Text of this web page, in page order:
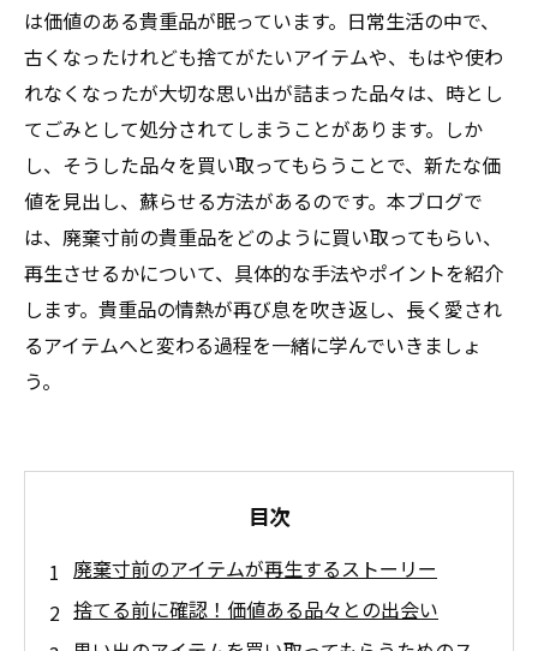
は価値のある貴重品が眠っています。日常生活の中で、
古くなったけれども捨てがたいアイテムや、もはや使わ
れなくなったが大切な思い出が詰まった品々は、時とし
てごみとして処分されてしまうことがあります。しか
し、そうした品々を買い取ってもらうことで、新たな価
値を見出し、蘇らせる方法があるのです。本ブログで
は、廃棄寸前の貴重品をどのように買い取ってもらい、
再生させるかについて、具体的な手法やポイントを紹介
します。貴重品の情熱が再び息を吹き返し、長く愛され
るアイテムへと変わる過程を一緒に学んでいきましょ
う。
目次
廃棄寸前のアイテムが再生するストーリー
捨てる前に確認！価値ある品々との出会い